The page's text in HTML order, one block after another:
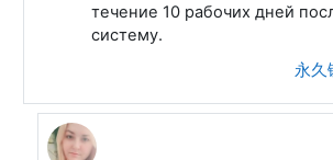
течение 10 рабочих дней
систему.
永久